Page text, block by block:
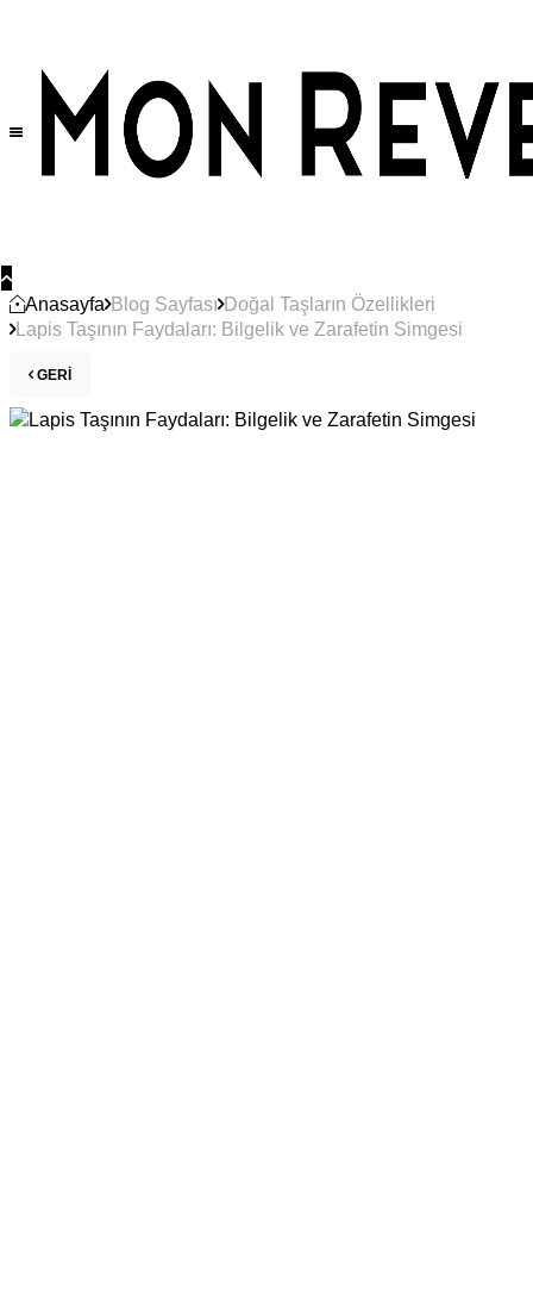
Anasayfa Blog Sayfası Doğal Taşların Özellikleri
Lapis Taşının Faydaları: Bilgelik ve Zarafetin Simgesi
GERI